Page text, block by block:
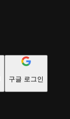
구글 로그인